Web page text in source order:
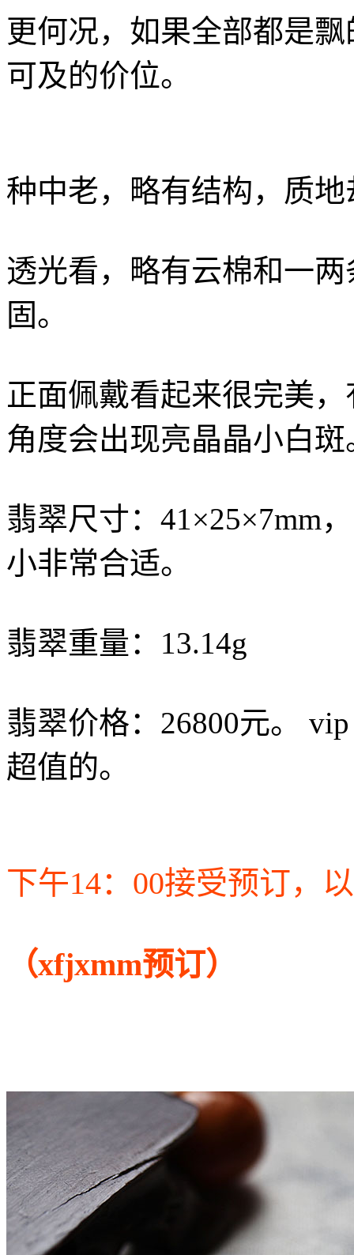
更何况，如果全部都是
可及的价位。
种中老，略有结构，质
透光看，略有云棉和一
固。
正面佩戴看起来很完美
角度会出现亮晶晶小白斑
翡翠尺寸：41×25×7mm
小非常合适。
翡翠重量：13.14g
翡翠价格：26800元。
超值的。
下午14：00接受预订，
（xfjxmm预订）